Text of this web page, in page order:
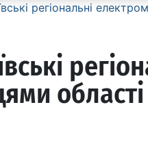
регіональні
області